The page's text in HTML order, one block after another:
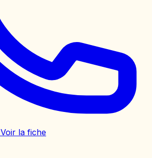
Voir la fiche